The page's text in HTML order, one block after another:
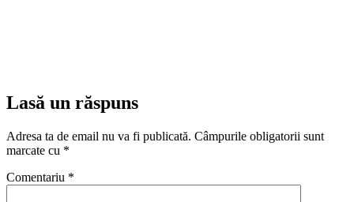
Lasă un răspuns
Adresa ta de email nu va fi publicată. Câmpurile obligatorii sunt
marcate cu *
Comentariu *